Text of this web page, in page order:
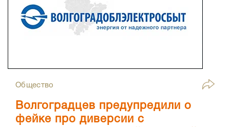
Общество
Волгоградцев предупредили о
фейке про диверсии с